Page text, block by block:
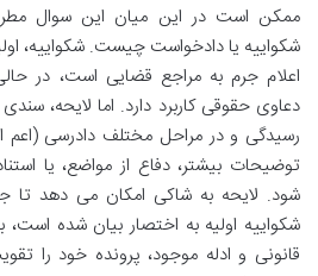
ممکن است در این میان این سوال
شکواییه یا دادخواست چیست. شکواییه،
اعلام جرم به مراجع قضایی است، در
دعاوی حقوقی کاربرد دارد. اما لایحه،
رسیدگی و در مراحل مختلف دادرسی (اعم از
توضیحات بیشتر، دفاع از مواضع، یا
شود. لایحه به شاکی امکان می دهد تا
شکواییه اولیه به اختصار بیان شده است،
قانونی و ادله موجود، پرونده خود را